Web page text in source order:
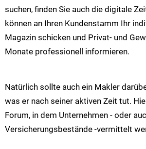
suchen, finden Sie auch die digitale
können an Ihren Kundenstamm Ihr
Magazin schicken und Privat- und
Monate professionell informieren.
Natürlich sollte auch ein Makler
was er nach seiner aktiven Zeit tut.
Forum, in dem Unternehmen - oder
Versicherungsbestände -vermittelt